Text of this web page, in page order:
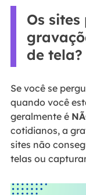
Os
de tela?
Se você se
quando você
geralmente é
cotidianos, a
sites não
telas ou